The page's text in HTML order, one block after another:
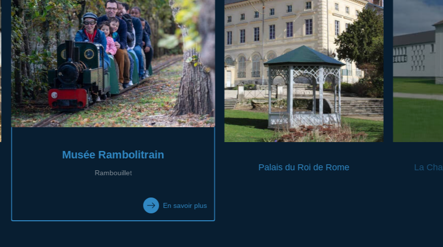
Musée Rambolitrain
Rambouillet
En savoir plus
Palais du Roi de Rome La